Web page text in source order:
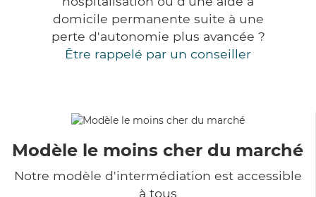
domicile permanente suite à une
perte d'autonomie plus avancée ?
Être rappelé par un conseiller
Modèle le moins cher du marché
Notre modèle d'intermédiation est accessible
à tous